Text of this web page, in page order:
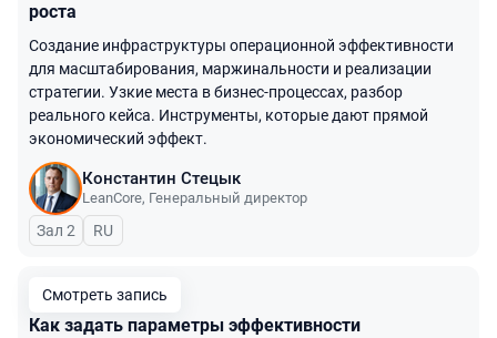
роста
Создание инфраструктуры операционной эффективности
для масштабирования, маржинальности и реализации
стратегии. Узкие места в бизнес-процессах, разбор
реального кейса. Инструменты, которые дают прямой
экономический эффект.
Константин Стецык
LeanCore, Генеральный директор
Зал 2 На русском языке
RU
Смотреть запись
Как задать параметры эффективности